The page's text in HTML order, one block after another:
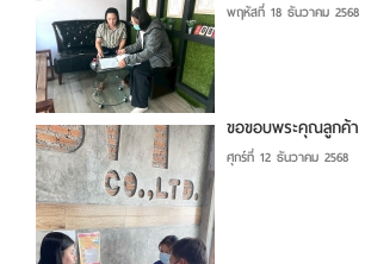
พฤหัสที่ 18 ธันวาคม 2568
ขอขอบพระคุณลูกค้า
ศุกร์ที่ 12 ธันวาคม 2568